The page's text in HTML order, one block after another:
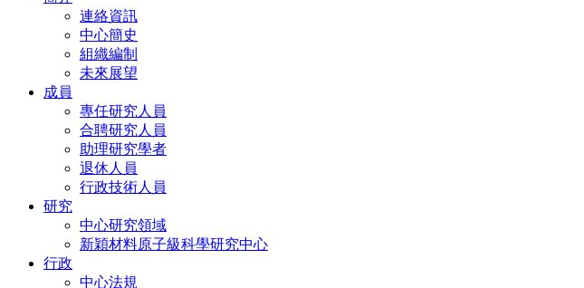
連絡資訊
中心簡史
組織編制
未來展望
成員
專任研究人員
合聘研究人員
助理研究學者
退休人員
行政技術人員
研究
中心研究領域
新穎材料原子級科學研究中心
行政
中心法規